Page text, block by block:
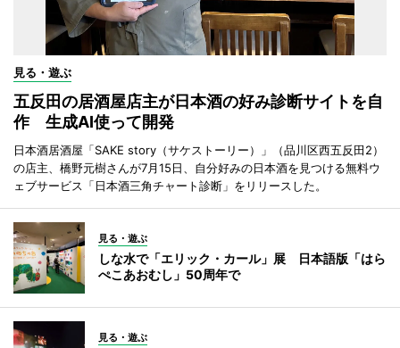
見る・遊ぶ
五反田の居酒屋店主が日本酒の好み診断サイトを自
作 生成AI使って開発
日本酒居酒屋「SAKE story（サケストーリー）」（品川区西五反田2）
の店主、橋野元樹さんが7月15日、自分好みの日本酒を見つける無料ウ
ェブサービス「日本酒三角チャート診断」をリリースした。
見る・遊ぶ
しな水で「エリック・カール」展 日本語版「はら
ぺこあおむし」50周年で
見る・遊ぶ